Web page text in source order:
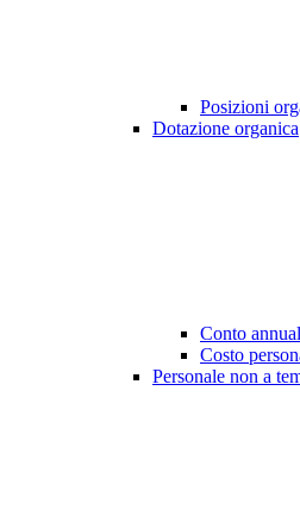
Posizioni
Dotazione organica
Conto
Costo
Personale non a